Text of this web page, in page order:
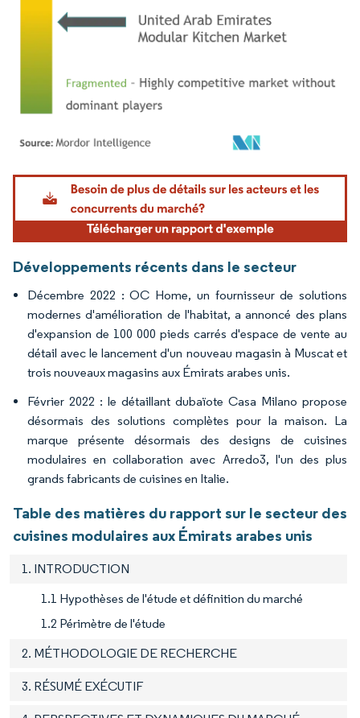
Image © Mordor Intelligence. La réutilisation nécessite une attribution sous CC BY
Développements récents dans le secteur
Décembre 2022 : OC Home, un fournisseur de solutions
modernes d'amélioration de l'habitat, a annoncé des plans
d'expansion de 100 000 pieds carrés d'espace de vente au
détail avec le lancement d'un nouveau magasin à Muscat et
trois nouveaux magasins aux Émirats arabes unis.
Février 2022 : le détaillant dubaïote Casa Milano propose
désormais des solutions complètes pour la maison. La
marque présente désormais des designs de cuisines
modulaires en collaboration avec Arredo3, l'un des plus
grands fabricants de cuisines en Italie.
Table des matières du rapport sur le secteur des
cuisines modulaires aux Émirats arabes unis
1. INTRODUCTION
1.1 Hypothèses de l'étude et définition du marché
1.2 Périmètre de l'étude
2. MÉTHODOLOGIE DE RECHERCHE
3. RÉSUMÉ EXÉCUTIF